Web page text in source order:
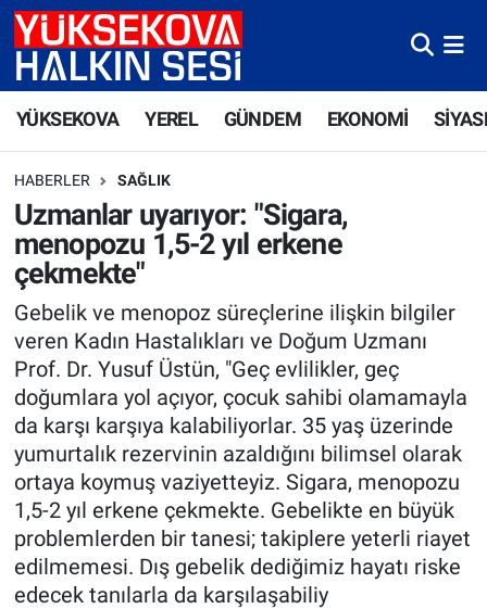
YÜKSEKOVA YEREL GÜNDEM EKONOMİ
HABERLER SAĞLIK
Uzmanlar uyarıyor: "Sigara,
menopozu 1,5-2 yıl erkene
çekmekte"
Gebelik ve menopoz süreçlerine ilişkin bilgiler
veren Kadın Hastalıkları ve Doğum Uzmanı
Prof. Dr. Yusuf Üstün, "Geç evlilikler, geç
doğumlara yol açıyor, çocuk sahibi olamamayla
da karşı karşıya kalabiliyorlar. 35 yaş üzerinde
yumurtalık rezervinin azaldığını bilimsel olarak
ortaya koymuş vaziyetteyiz. Sigara, menopozu
1,5-2 yıl erkene çekmekte. Gebelikte en büyük
problemlerden bir tanesi; takiplere yeterli riayet
edilmemesi. Dış gebelik dediğimiz hayatı riske
edecek tanılarla da karşılaşabiliy
Yüksekova Nöbetçi Eczaneler
Yüksekova Trafik Yoğunluk Haritası
Süper Lig Puan Durumu ve Fikstür
Tüm Manşetler
Son Dakika Haberleri
Haber Arşivi